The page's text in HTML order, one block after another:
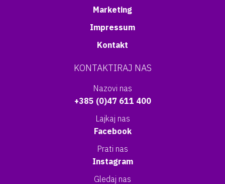
Marketing
Impressum
Kontakt
KONTAKTIRAJ NAS
Nazovi nas
+385 (0)47 611 400
Lajkaj nas
Facebook
Prati nas
Instagram
Gledaj nas